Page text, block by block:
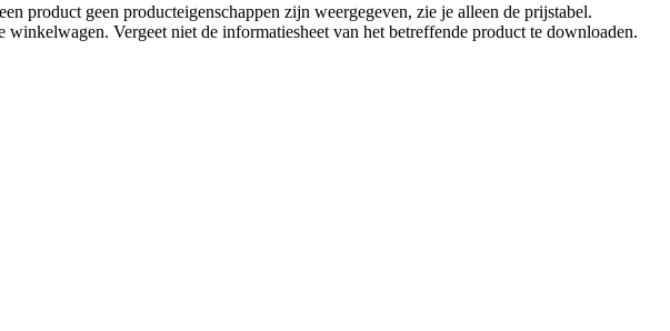
product geen producteigenschappen zijn weergegeven, zie je alleen de prijstabel.
Vergeet niet de informatiesheet van het betreffende product te downloaden.